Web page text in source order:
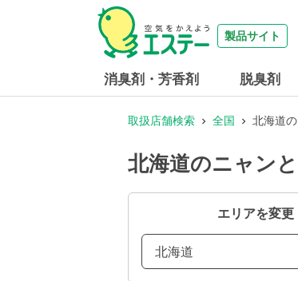
製品サイト
消臭剤・芳香剤 脱臭剤
取扱店舗検索 全国 北海道
北海道のニャン
エリアを変更
北海道